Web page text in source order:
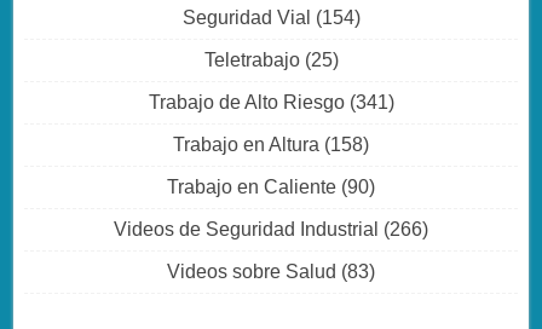
Seguridad Vial (154)
Teletrabajo(25)
Trabajo de Alto Riesgo(341)
Trabajo en Altura (158)
Trabajo en Caliente (90)
Videos de Seguridad Industrial (266)
Videos sobre Salud (83)